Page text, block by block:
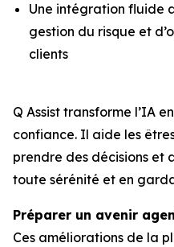
Une intégration fluide
gestion du risque et
clients
Q Assist transforme l’IA
confiance. Il aide les
prendre des décisions et
toute sérénité et en
Préparer un avenir
Ces améliorations de la